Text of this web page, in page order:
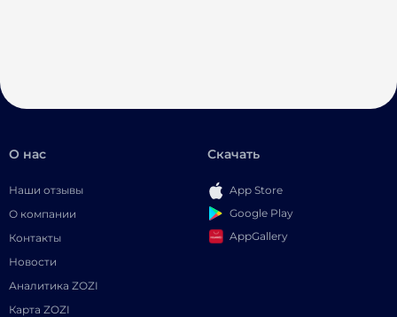
О нас
Наши отзывы
О компании
Контакты
Новости
Аналитика ZOZI
Карта ZOZI
Скачать
App Store
Google Play
AppGallery